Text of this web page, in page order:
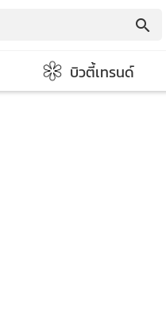
search
บิวตี้เทรนด์